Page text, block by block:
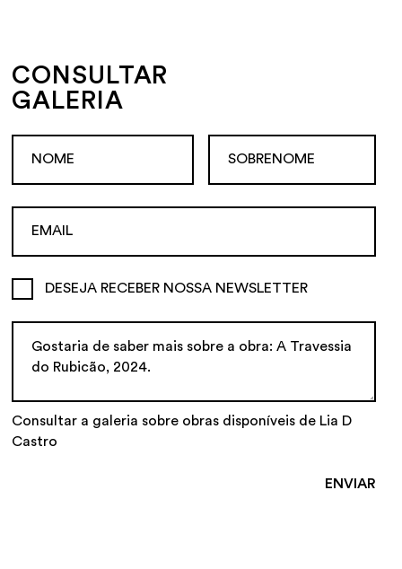
CONSULTAR
GALERIA
DESEJA RECEBER NOSSA NEWSLETTER
Consultar a galeria sobre obras disponíveis de Lia D
Castro